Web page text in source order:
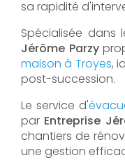
sa rapidité
Spécialisée dans
Jérôme Parzy
maison à Troyes,
post-succession.
Le service d'
par Entreprise
chantiers de
une gestion